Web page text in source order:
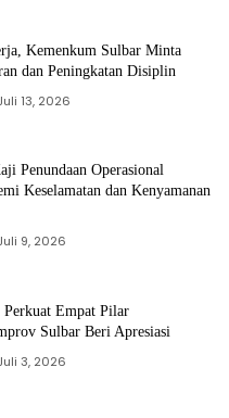
Kemenkum Sulbar Minta
dan Peningkatan Disiplin
13, 2026
Penundaan Operasional
Keselamatan dan Kenyamanan
9, 2026
Empat Pilar
Sulbar Beri Apresiasi
3, 2026